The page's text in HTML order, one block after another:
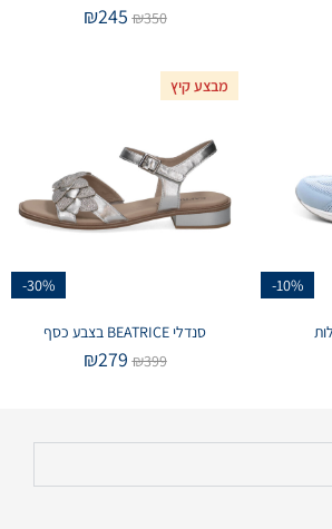
₪350
₪245
-10%
מבצע קיץ
-30%
סנדלי BEATRICE בצבע כסף
₪399
₪279